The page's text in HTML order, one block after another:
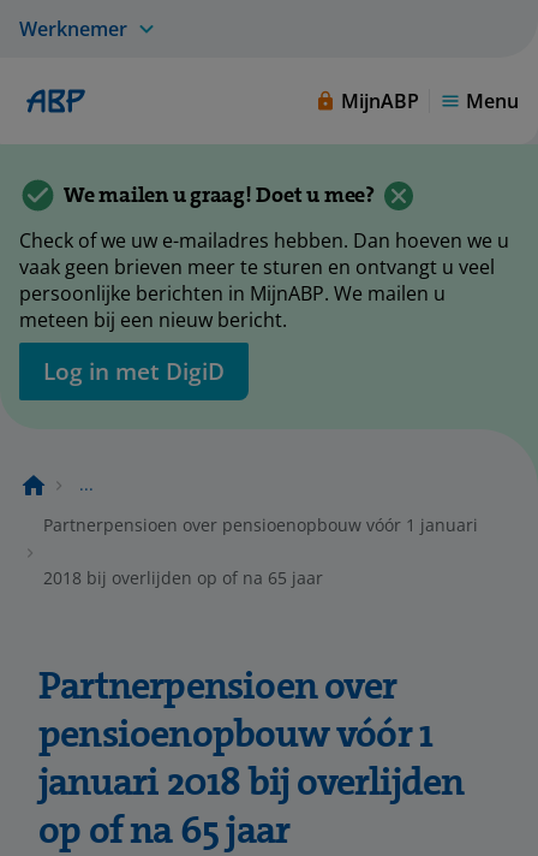
Werknemer
MijnABP Menu
We mailen u graag! Doet u mee?
Check of we uw e-mailadres hebben. Dan hoeven we u
vaak geen brieven meer te sturen en ontvangt u veel
persoonlijke berichten in MijnABP. We mailen u
meteen bij een nieuw bericht.
Log in met DigiD
...
Partnerpensioen over pensioenopbouw vóór 1 januari
2018 bij overlijden op of na 65 jaar
Partnerpensioen over
pensioenopbouw vóór 1
januari 2018 bij overlijden
op of na 65 jaar